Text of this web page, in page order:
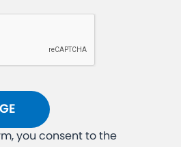
you consent to the